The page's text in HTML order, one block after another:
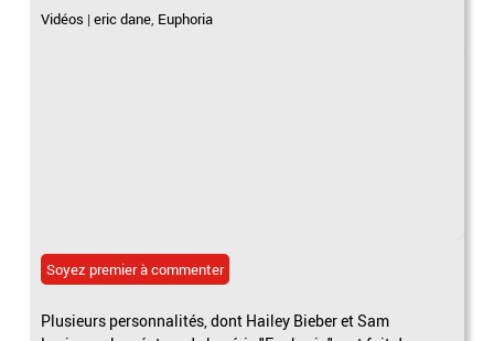
Vidéos |eric dane, Euphoria
Soyez premier à commenter
Plusieurs personnalités, dont Hailey Bieber et Sam